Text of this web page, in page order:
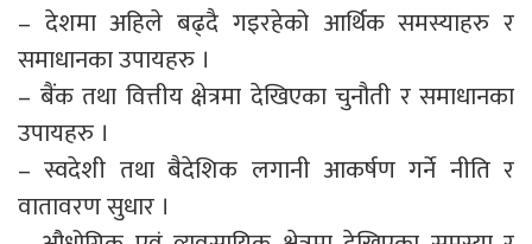
– देशमा अहिले बढ्दै गइरहेको आर्थिक समस्याहरु र
समाधानका उपायहरु ।
– बैंक तथा वित्तीय क्षेत्रमा देखिएका चुनौती र समाधानका
उपायहरु ।
– स्वदेशी तथा बैदेशिक लगानी आकर्षण गर्ने नीति र
वातावरण सुधार ।